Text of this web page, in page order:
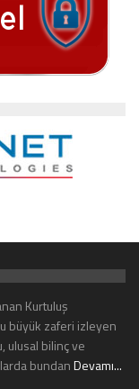
Kurtuluş
büyük zaferi izleyen
ulusal bilinç ve
bundanDevamı...